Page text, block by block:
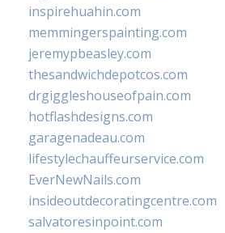
inspirehuahin.com
memmingerspainting.com
jeremypbeasley.com
thesandwichdepotcos.com
drgiggleshouseofpain.com
hotflashdesigns.com
garagenadeau.com
lifestylechauffeurservice.com
EverNewNails.com
insideoutdecoratingcentre.com
salvatoresinpoint.com